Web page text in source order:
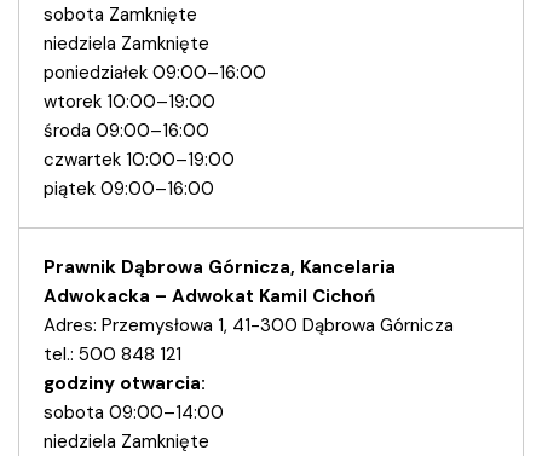
sobota Zamknięte
niedziela Zamknięte
poniedziałek 09:00–16:00
wtorek 10:00–19:00
środa 09:00–16:00
czwartek 10:00–19:00
piątek 09:00–16:00
Prawnik Dąbrowa Górnicza, Kancelaria
Adwokacka – Adwokat Kamil Cichoń
Adres: Przemysłowa 1, 41-300 Dąbrowa Górnicza
tel.: 500 848 121
godziny otwarcia:
sobota 09:00–14:00
niedziela Zamknięte